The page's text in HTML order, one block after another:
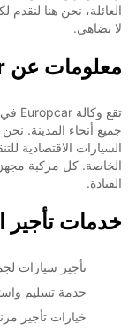
العائلة، نحن هنا
لا تضاهى.
معلومات عن Europcar في Lille
جميع أنحاء المدينة.
السيارات الاقتصادية
الخاصة. كل مركبة
القيادة.
خدمات تأجير
تأجير سيارات
خدمة تسليم
خيارات تأجير